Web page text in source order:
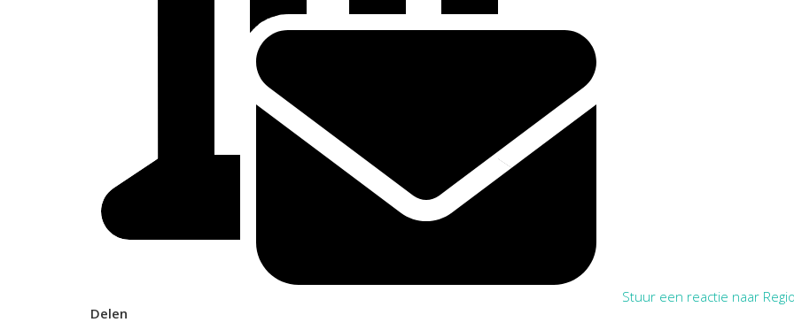
Stuur een reactie naar
Delen